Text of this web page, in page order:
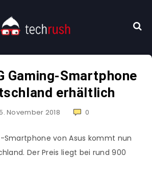
Gaming-Smartphone
erhältlich
November 2018 0
Smartphone von Asus kommt nun
Der Preis liegt bei rund 900